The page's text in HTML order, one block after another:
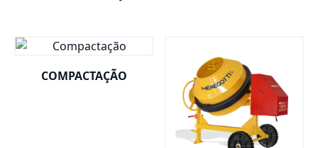
COMPACTAÇÃO